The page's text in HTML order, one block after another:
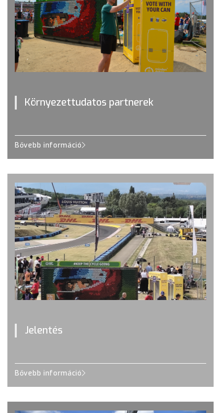
Környezettudatos partnerek
Bővebb információ
Jelentés
Bővebb információ